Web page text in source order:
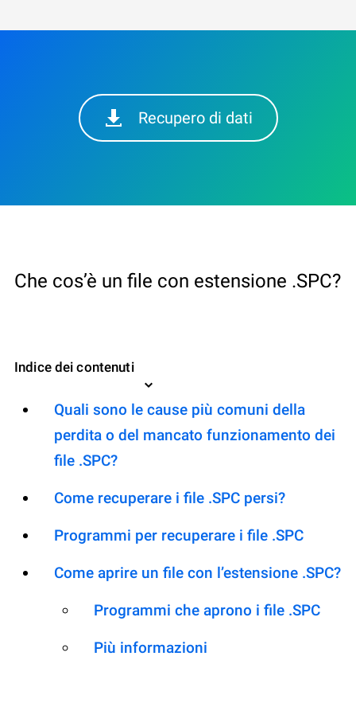
Recupero di dati
Che cos’è un file con estensione .SPC?
Indice dei contenuti
Quali sono le cause più comuni della
perdita o del mancato funzionamento dei
file .SPC?
Come recuperare i file .SPC persi?
Programmi per recuperare i file .SPC
Come aprire un file con l’estensione .SPC?
Programmi che aprono i file .SPC
Più informazioni